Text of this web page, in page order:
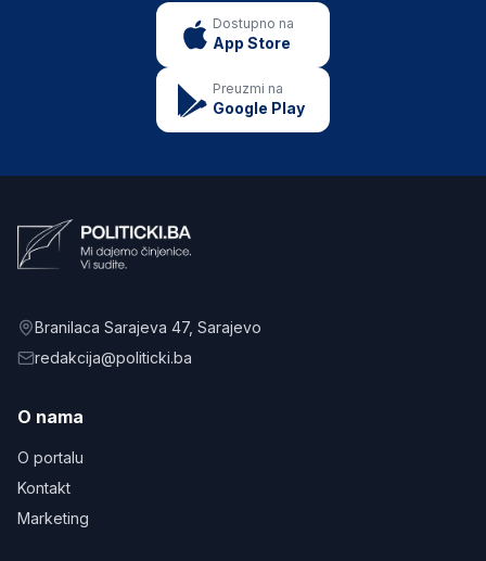
Dostupno na
App Store
Preuzmi na
Google Play
Branilaca Sarajeva 47, Sarajevo
redakcija@politicki.ba
O nama
O portalu
Kontakt
Marketing